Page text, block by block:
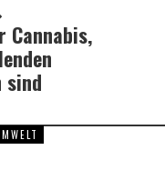
Cannabis,
sind